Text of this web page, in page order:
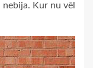
Kur nu vēl